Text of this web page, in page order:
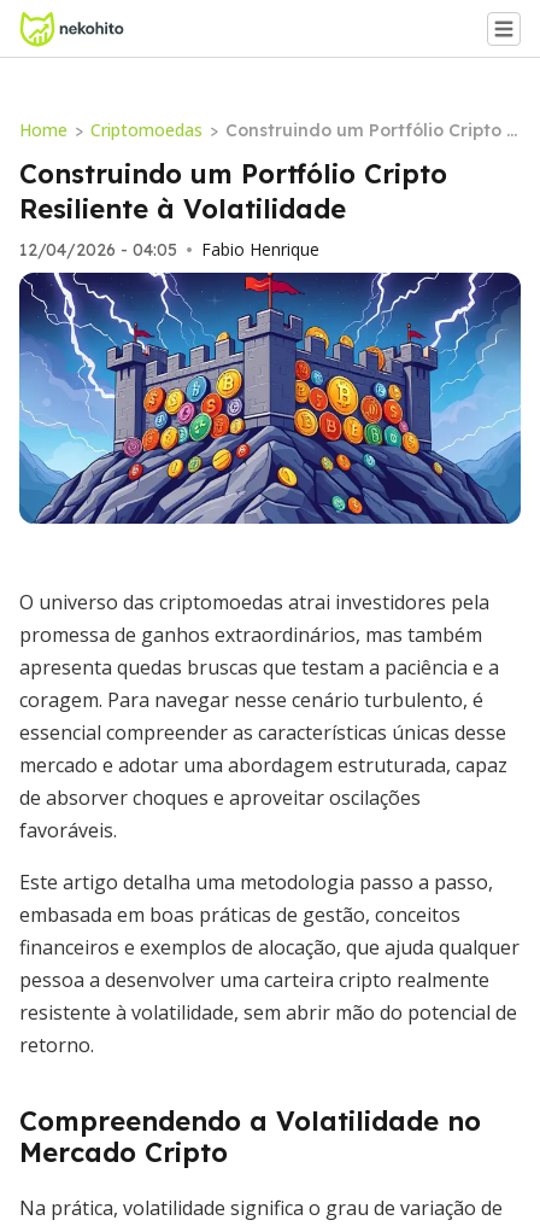
Home > Criptomoedas > Construindo um Portfólio Cripto R
esiliente à Volatilidade
Construindo um Portfólio Cripto
Resiliente à Volatilidade
12/04/2026 - 04:05 • Fabio Henrique
O universo das criptomoedas atrai investidores pela
promessa de ganhos extraordinários, mas também
apresenta quedas bruscas que testam a paciência e a
coragem. Para navegar nesse cenário turbulento, é
essencial compreender as características únicas desse
mercado e adotar uma abordagem estruturada, capaz
de absorver choques e aproveitar oscilações
favoráveis.
Este artigo detalha uma metodologia passo a passo,
embasada em boas práticas de gestão, conceitos
financeiros e exemplos de alocação, que ajuda qualquer
pessoa a desenvolver uma carteira cripto realmente
resistente à volatilidade, sem abrir mão do potencial de
retorno.
Compreendendo a Volatilidade no
Mercado Cripto
Na prática, volatilidade significa o grau de variação de